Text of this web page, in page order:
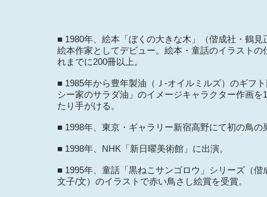
■ 1980年、絵本「ぼくの大きな木」（偕成社・鶴見
絵本作家としてデビュー。絵本・童話のイラストの
れまでに200冊以上。
■ 1985年から豊年製油（Ｊ-オイルミルズ）のギフ
シー家のサラダ油」のイメージキャラクター作画を
たり手がける。
■ 1998年、東京・ギャラリー新宿高野にて初の鳥の
■ 1998年、NHK「新日曜美術館」に出演。
■ 1995年、童話「黒ねこサンゴロウ」シリーズ（偕
文子/文）のイラストで赤い鳥さし絵賞を受賞。